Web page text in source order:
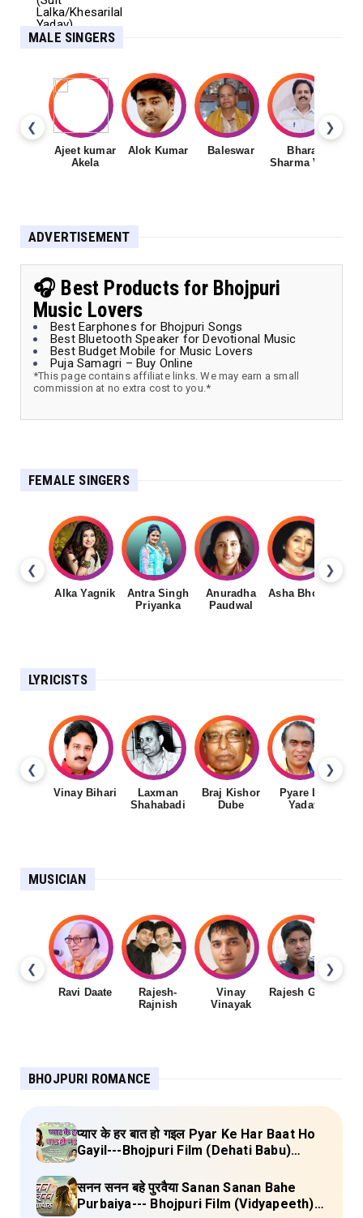
MALE SINGERS
❮ ❯
Ajeet kumar
Akela
Alok Kumar Baleswar
Bharat
Sharma Vyas
ADVERTISEMENT
🎧 Best Products for Bhojpuri
Music Lovers
Best Earphones for Bhojpuri Songs
Best Bluetooth Speaker for Devotional Music
Best Budget Mobile for Music Lovers
Puja Samagri – Buy Online
*This page contains affiliate links. We may earn a small
commission at no extra cost to you.*
FEMALE SINGERS
❮ ❯
Alka Yagnik
Antra Singh
Priyanka
Anuradha
Paudwal
Asha Bhosale
LYRICISTS
❮ ❯
Vinay Bihari
Laxman
Shahabadi
Braj Kishor
Dube
Pyare Lal
Yadav
MUSICIAN
❮ ❯
Ravi Daate
Rajesh-
Rajnish
Vinay
Vinayak
Rajesh Gupta
BHOJPURI ROMANCE
प्यार के हर बात हो गइल Pyar Ke Har Baat Ho
Gayil---Bhojpuri Film (Dehati Babu)
सनन सनन बहे पुरवैया Sanan Sanan Bahe
Purbaiya--- Bhojpuri Film (Vidyapeeth)